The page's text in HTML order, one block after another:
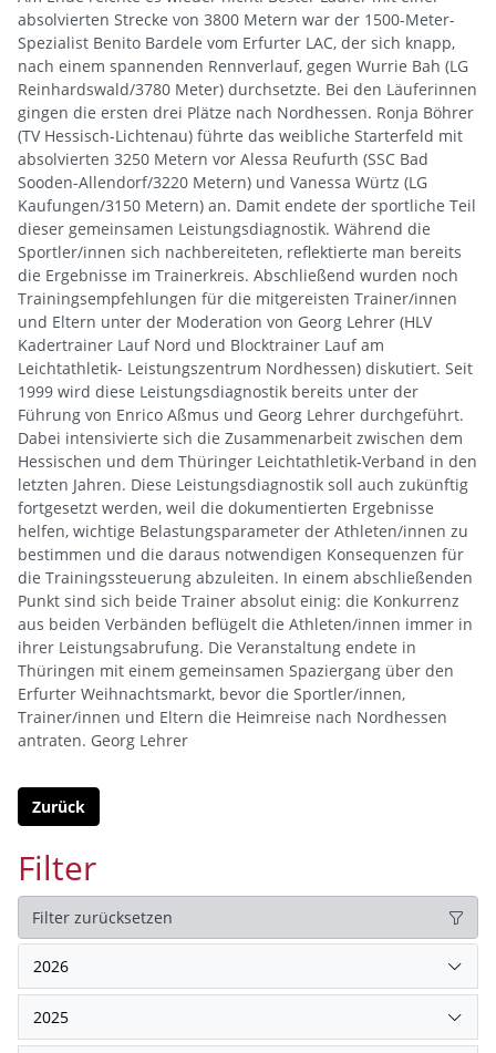
absolvierten Strecke von 3800 Metern war der 1500-Meter-
Spezialist Benito Bardele vom Erfurter LAC, der sich knapp,
nach einem spannenden Rennverlauf, gegen Wurrie Bah (LG
Reinhardswald/3780 Meter) durchsetzte. Bei den Läuferinnen
gingen die ersten drei Plätze nach Nordhessen. Ronja Böhrer
(TV Hessisch-Lichtenau) führte das weibliche Starterfeld mit
absolvierten 3250 Metern vor Alessa Reufurth (SSC Bad
Sooden-Allendorf/3220 Metern) und Vanessa Würtz (LG
Kaufungen/3150 Metern) an. Damit endete der sportliche Teil
dieser gemeinsamen Leistungsdiagnostik. Während die
Sportler/innen sich nachbereiteten, reflektierte man bereits
die Ergebnisse im Trainerkreis. Abschließend wurden noch
Trainingsempfehlungen für die mitgereisten Trainer/innen
und Eltern unter der Moderation von Georg Lehrer (HLV
Kadertrainer Lauf Nord und Blocktrainer Lauf am
Leichtathletik- Leistungszentrum Nordhessen) diskutiert. Seit
1999 wird diese Leistungsdiagnostik bereits unter der
Führung von Enrico Aßmus und Georg Lehrer durchgeführt.
Dabei intensivierte sich die Zusammenarbeit zwischen dem
Hessischen und dem Thüringer Leichtathletik-Verband in den
letzten Jahren. Diese Leistungsdiagnostik soll auch zukünftig
fortgesetzt werden, weil die dokumentierten Ergebnisse
helfen, wichtige Belastungsparameter der Athleten/innen zu
bestimmen und die daraus notwendigen Konsequenzen für
die Trainingssteuerung abzuleiten. In einem abschließenden
Punkt sind sich beide Trainer absolut einig: die Konkurrenz
aus beiden Verbänden beflügelt die Athleten/innen immer in
ihrer Leistungsabrufung. Die Veranstaltung endete in
Thüringen mit einem gemeinsamen Spaziergang über den
Erfurter Weihnachtsmarkt, bevor die Sportler/innen,
Trainer/innen und Eltern die Heimreise nach Nordhessen
antraten. Georg Lehrer
Zurück
Filter
Filter zurücksetzen
2026
2025